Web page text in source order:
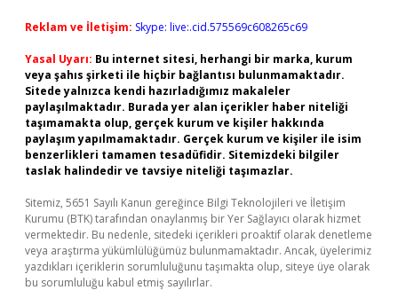
Reklam ve İletişim: Skype: live:.cid.575569c608265c69
Yasal Uyarı: Bu internet sitesi, herhangi bir marka, kurum
veya şahıs şirketi ile hiçbir bağlantısı bulunmamaktadır.
Sitede yalnızca kendi hazırladığımız makaleler
paylaşılmaktadır. Burada yer alan içerikler haber niteliği
taşımamakta olup, gerçek kurum ve kişiler hakkında
paylaşım yapılmamaktadır. Gerçek kurum ve kişiler ile isim
benzerlikleri tamamen tesadüfidir. Sitemizdeki bilgiler
taslak halindedir ve tavsiye niteliği taşımazlar.
Sitemiz, 5651 Sayılı Kanun gereğince Bilgi Teknolojileri ve İletişim
Kurumu (BTK) tarafından onaylanmış bir Yer Sağlayıcı olarak hizmet
vermektedir. Bu nedenle, sitedeki içerikleri proaktif olarak denetleme
veya araştırma yükümlülüğümüz bulunmamaktadır. Ancak, üyelerimiz
yazdıkları içeriklerin sorumluluğunu taşımakta olup, siteye üye olarak
bu sorumluluğu kabul etmiş sayılırlar.